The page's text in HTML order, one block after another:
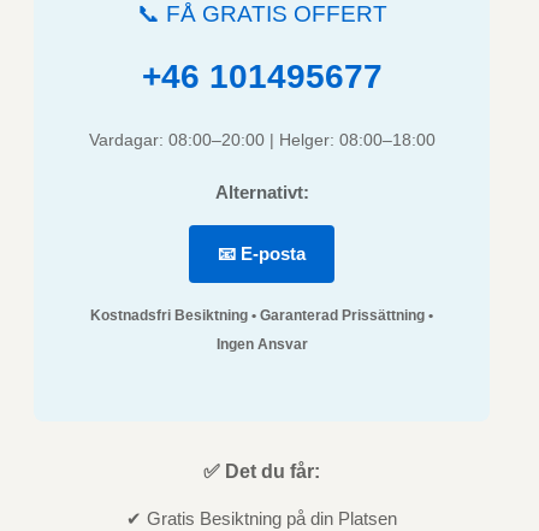
📞 FÅ GRATIS OFFERT
+46 101495677
Vardagar: 08:00–20:00 | Helger: 08:00–18:00
Alternativt:
📧 E-posta
Kostnadsfri Besiktning • Garanterad Prissättning •
Ingen Ansvar
✅ Det du får:
✔ Gratis Besiktning på din Platsen